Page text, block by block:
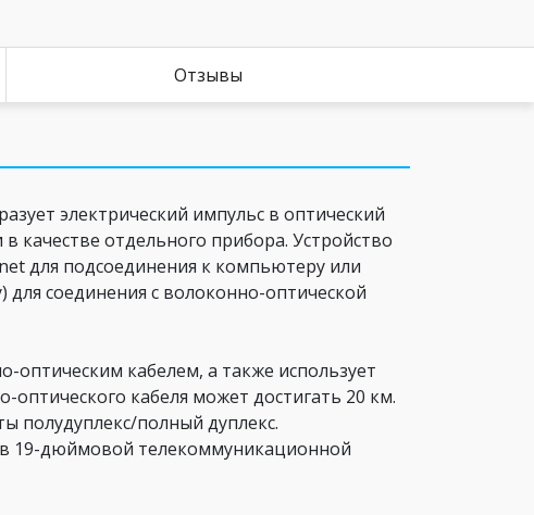
Отзывы
электрический импульс в оптический
качестве отдельного прибора. Устройство
для подсоединения к компьютеру или
соединения с волоконно-оптической
оптическим кабелем, а также использует
кабеля может достигать 20 км.
полудуплекс/полный дуплекс.
19-дюймовой телекоммуникационной